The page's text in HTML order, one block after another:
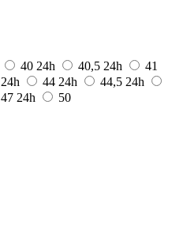
40 24h 40,5 24h
41
24h 44 24h 44,5 24h
47 24h
50